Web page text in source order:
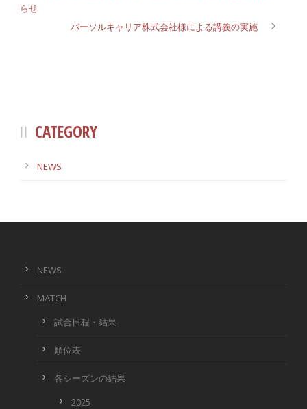
らせ
パーソルキャリア株式会社様による講義の実施
CATEGORY
NEWS
NEWS
MATCH
試合日程・結果
順位表
各シーズンの結果
2025